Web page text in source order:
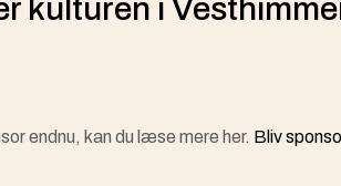
kulturen i
endnu, kan du læse mere her. Bliv